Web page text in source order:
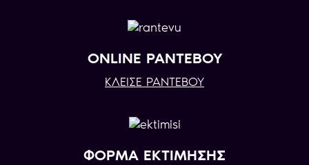
ONLINE ΡΑΝΤΕΒΟΥ
ΚΛΕΙΣΕ ΡΑΝΤΕΒΟΥ
ΦΟΡΜΑ ΕΚΤΙΜΗΣΗΣ